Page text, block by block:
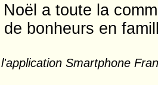
a toute la
bonheurs en
Smartphone